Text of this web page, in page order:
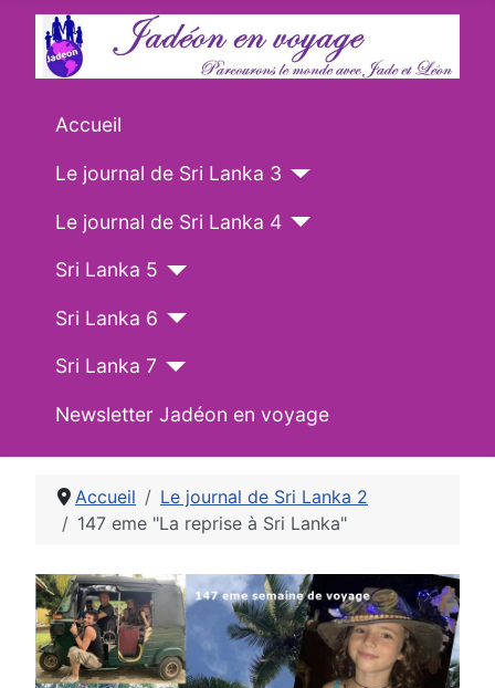
Accueil
Le journal de Sri Lanka 3
Le journal de Sri Lanka 4
Sri Lanka 5
Sri Lanka 6
Sri Lanka 7
Newsletter Jadéon en voyage
Accueil
Le journal de Sri Lanka 2
147 eme "La reprise à Sri Lanka"